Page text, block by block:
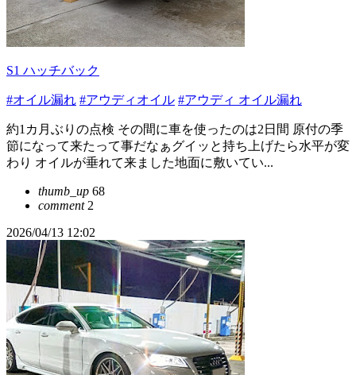
S1 ハッチバック
#オイル漏れ #アウディオイル #アウディ オイル漏れ
約1カ月ぶりの点検 その間に車を使ったのは2日間 原付の季
節になって来たって事だなぁグイッと持ち上げたら水平が変
わり オイルが垂れて来ました地面に敷いてい...
thumb_up 68
comment2
2026/04/13 12:02